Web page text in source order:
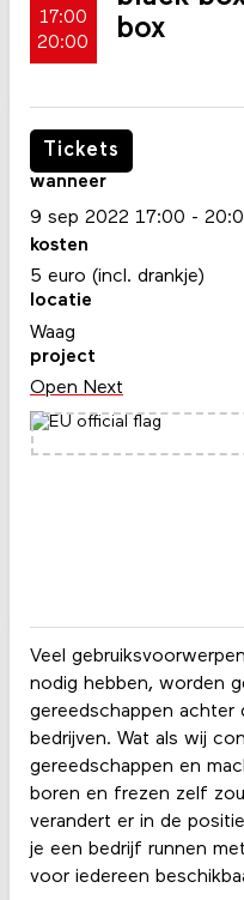
17:00
20:00
box
Veel
nodig hebben, worden
gereedschappen achter
bedrijven. Wat al s wij
gereedschappen en
boren en frezen zelf
verandert er in de
je een bedrijf runnen
voor iedereen
Tickets
wanneer
9 sep 2022 17:00
kosten
5 euro (incl. drankje)
locatie
Waag
project
Open Next